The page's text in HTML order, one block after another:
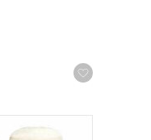
る お気に入
【年間ギフト
ル ペアビアグラス